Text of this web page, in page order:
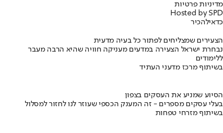
מדיניות פרטיות
Hosted by SPD
כדאילהכיר
הצעירים שמצליחים לפתור כל בעיה מדעית
נבחרת ישראל הצעירה במדעים מעניקה חוויה שהיא הרבה מעבר
ללימודים
בשיתוף מרכז מדעני העתיד
הסיוע שמניע את העסקים בצפון
בעלי עסקים מספרים - זה המענק הכספי שעוזר לנו לחזור למסלול
בשיתוף מזרחי טפחות